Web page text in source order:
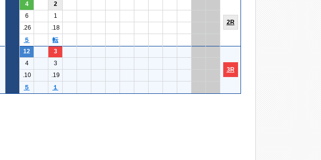
4 2
2R
6
1
.26
.18
５
転
12 3
3R
4
3
.10
.19
５
１